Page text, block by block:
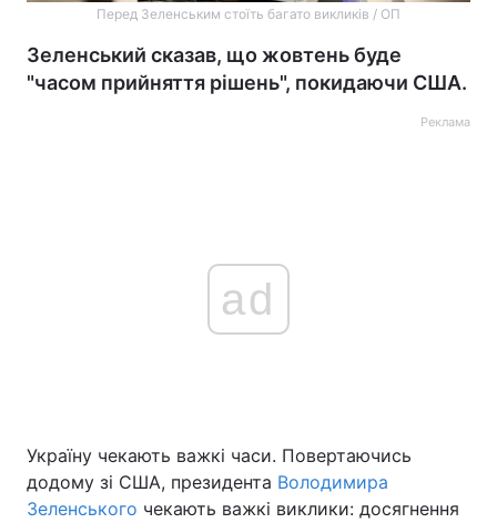
Перед Зеленським стоїть багато викликів / ОП
Зеленський сказав, що жовтень буде
"часом прийняття рішень", покидаючи США.
Реклама
ad
Україну чекають важкі часи. Повертаючись
додому зі США, президента Володимира
Зеленського чекають важкі виклики: досягнення